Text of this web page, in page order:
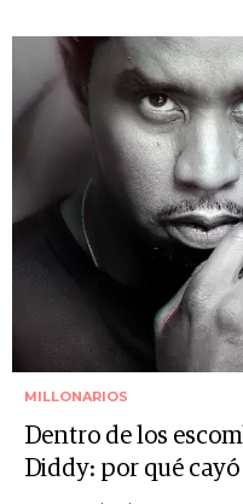
MILLONARIOS
Dentro de los
Diddy: por qué cayó